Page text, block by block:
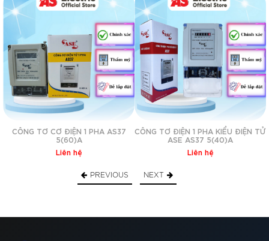
Trình
chơi
Video
PREVIOUS
CÔNG TƠ CƠ ĐIỆN 1 PHA AS37
5(60)A
Liên hệ
CÔNG TƠ ĐIỆN 1 PHA KIỂU ĐIỆN TỬ
ASE AS37 5(40)A
Liên hệ
NEXT